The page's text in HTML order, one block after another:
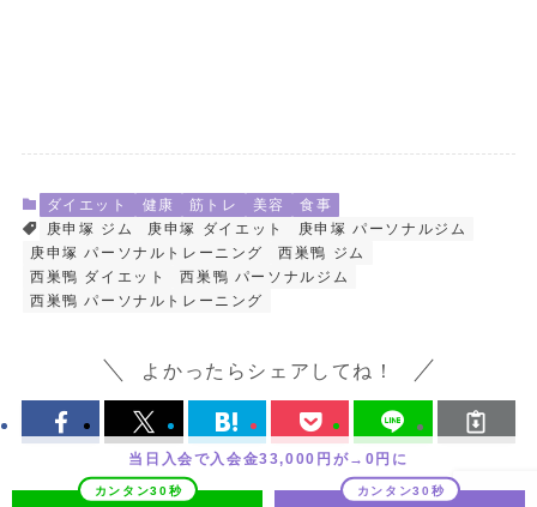
ダイエット 健康 筋トレ 美容
食事
庚申塚 ジム
庚申塚 ダイエット
庚申塚 パーソナルジム
庚申塚 パーソナルトレーニング
西巣鴨 ジム
西巣鴨 ダイエット
西巣鴨 パーソナルジム
西巣鴨 パーソナルトレーニング
よかったらシェアしてね！
当日入会で入会金33,000円が→0円に